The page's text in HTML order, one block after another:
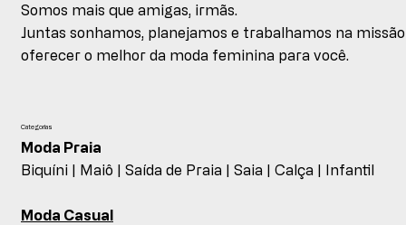
Somos mais que amigas, irmãs.
Juntas sonhamos, planejamos e trabalhamos na
oferecer o melhor da moda feminina para você.
Categorias
Moda Praia
Biquíni |
Maiô |Saída de Praia |Saia |Calça | Infantil
Moda Casual